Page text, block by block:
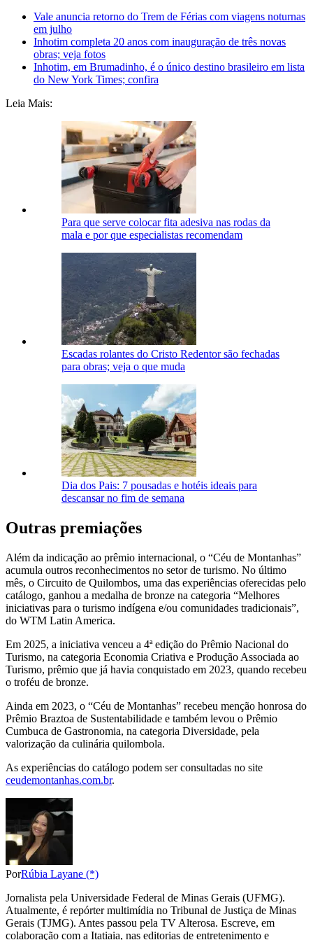
Vale anuncia retorno do Trem de Férias com viagens noturnas
em julho
Inhotim completa 20 anos com inauguração de três novas
obras; veja fotos
Inhotim, em Brumadinho, é o único destino brasileiro em lista
do New York Times; confira
Leia Mais:
Para que serve colocar fita adesiva nas rodas da
mala e por que especialistas recomendam
Escadas rolantes do Cristo Redentor são fechadas
para obras; veja o que muda
Dia dos Pais: 7 pousadas e hotéis ideais para
descansar no fim de semana
Outras premiações
Além da indicação ao prêmio internacional, o “Céu de Montanhas”
acumula outros reconhecimentos no setor de turismo. No último
mês, o Circuito de Quilombos, uma das experiências oferecidas pelo
catálogo, ganhou a medalha de bronze na categoria “Melhores
iniciativas para o turismo indígena e/ou comunidades tradicionais”,
do WTM Latin America.
Em 2025, a iniciativa venceu a 4ª edição do Prêmio Nacional do
Turismo, na categoria Economia Criativa e Produção Associada ao
Turismo, prêmio que já havia conquistado em 2023, quando recebeu
o troféu de bronze.
Ainda em 2023, o “Céu de Montanhas” recebeu menção honrosa do
Prêmio Braztoa de Sustentabilidade e também levou o Prêmio
Cumbuca de Gastronomia, na categoria Diversidade, pela
valorização da culinária quilombola.
As experiências do catálogo podem ser consultadas no site
ceudemontanhas.com.br.
PorRúbia Layane (*)
Jornalista pela Universidade Federal de Minas Gerais (UFMG).
Atualmente, é repórter multimídia no Tribunal de Justiça de Minas
Gerais (TJMG). Antes passou pela TV Alterosa. Escreve, em
colaboração com a Itatiaia, nas editorias de entretenimento e